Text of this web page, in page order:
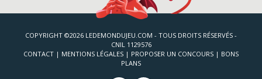
COPYRIGHT ©2026 LEDEMONDUJEU.COM - TOUS DROITS RÉSERVÉS -
CNIL 1129576
CONTACT | MENTIONS LÉGALES | PROPOSER UN CONCOURS | BONS
PLANS